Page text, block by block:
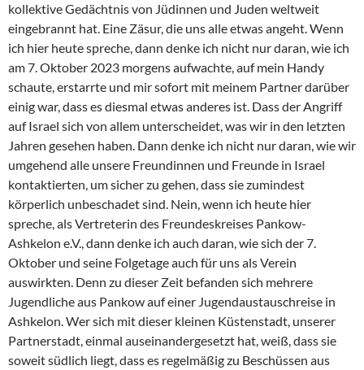
kollektive Gedächtnis von Jüdinnen und Juden weltweit
eingebrannt hat. Eine Zäsur, die uns alle etwas angeht. Wenn
ich hier heute spreche, dann denke ich nicht nur daran, wie ich
am 7. Oktober 2023 morgens aufwachte, auf mein Handy
schaute, erstarrte und mir sofort mit meinem Partner darüber
einig war, dass es diesmal etwas anderes ist. Dass der Angriff
auf Israel sich von allem unterscheidet, was wir in den letzten
Jahren gesehen haben. Dann denke ich nicht nur daran, wie wir
umgehend alle unsere Freundinnen und Freunde in Israel
kontaktierten, um sicher zu gehen, dass sie zumindest
körperlich unbeschadet sind. Nein, wenn ich heute hier
spreche, als Vertreterin des Freundeskreises Pankow-
Ashkelon e.V., dann denke ich auch daran, wie sich der 7.
Oktober und seine Folgetage auch für uns als Verein
auswirkten. Denn zu dieser Zeit befanden sich mehrere
Jugendliche aus Pankow auf einer Jugendaustauschreise in
Ashkelon. Wer sich mit dieser kleinen Küstenstadt, unserer
Partnerstadt, einmal auseinandergesetzt hat, weiß, dass sie
soweit südlich liegt, dass es regelmäßig zu Beschüssen aus